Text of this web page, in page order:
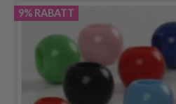
9% RABATT